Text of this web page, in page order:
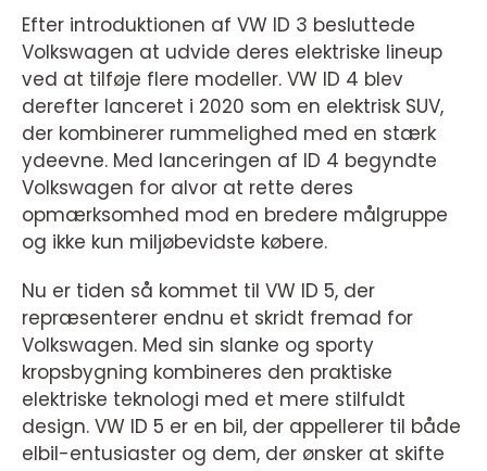
Efter introduktionen af VW ID 3 besluttede
Volkswagen at udvide deres elektriske lineup
ved at tilføje flere modeller. VW ID 4 blev
derefter lanceret i 2020 som en elektrisk SUV,
der kombinerer rummelighed med en stærk
ydeevne. Med lanceringen af ID 4 begyndte
Volkswagen for alvor at rette deres
opmærksomhed mod en bredere målgruppe
og ikke kun miljøbevidste købere.
Nu er tiden så kommet til VW ID 5, der
repræsenterer endnu et skridt fremad for
Volkswagen. Med sin slanke og sporty
kropsbygning kombineres den praktiske
elektriske teknologi med et mere stilfuldt
design. VW ID 5 er en bil, der appellerer til både
elbil-entusiaster og dem, der ønsker at skifte